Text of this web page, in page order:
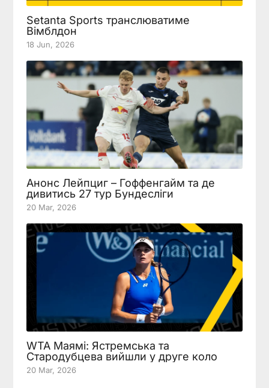
Setanta Sports транслюватиме
Вімблдон
18 Jun, 2026
Анонс Лейпциг – Гоффенгайм та де
дивитись 27 тур Бундесліги
20 Mar, 2026
WTA Маямі: Ястремська та
Стародубцева вийшли у друге коло
20 Mar, 2026